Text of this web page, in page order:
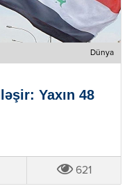
Dünya
Yaxın 48
621